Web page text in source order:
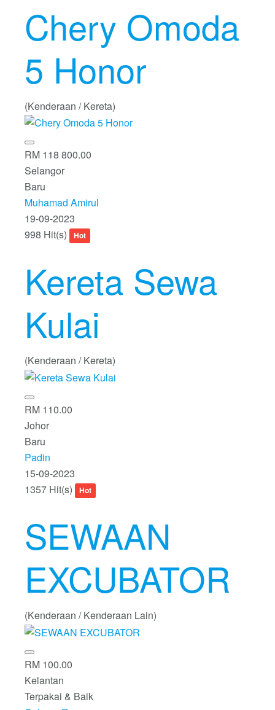
Chery Omoda
5 Honor
(Kenderaan / Kereta)
RM 118 800.00
Selangor
Baru
Muhamad Amirul
19-09-2023
998 Hit(s)
Hot
Kereta Sewa
Kulai
(Kenderaan / Kereta)
RM 110.00
Johor
Baru
Padin
15-09-2023
1357 Hit(s)
Hot
SEWAAN
EXCUBATOR
(Kenderaan / Kenderaan Lain)
RM 100.00
Kelantan
Terpakai & Baik